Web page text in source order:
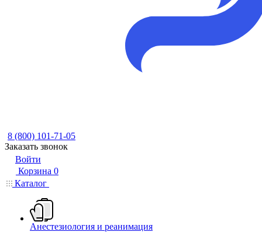
8 (800) 101-71-05
Заказать звонок
Войти
Корзина 0
Каталог
Анестезиология и реанимация